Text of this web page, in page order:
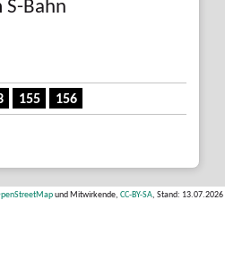
155 156
und Mitwirkende, CC-BY-SA, Stand: 13.07.2026